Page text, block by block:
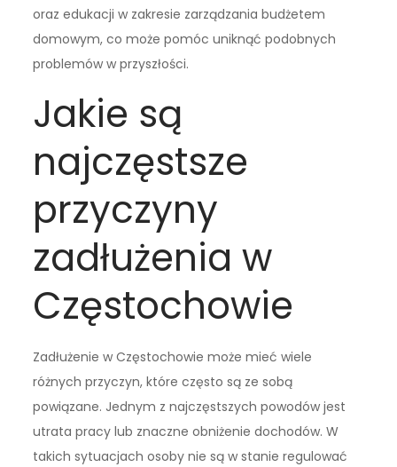
oraz edukacji w zakresie zarządzania budżetem
domowym, co może pomóc uniknąć podobnych
problemów w przyszłości.
Jakie są
najczęstsze
przyczyny
zadłużenia w
Częstochowie
Zadłużenie w Częstochowie może mieć wiele
różnych przyczyn, które często są ze sobą
powiązane. Jednym z najczęstszych powodów jest
utrata pracy lub znaczne obniżenie dochodów. W
takich sytuacjach osoby nie są w stanie regulować